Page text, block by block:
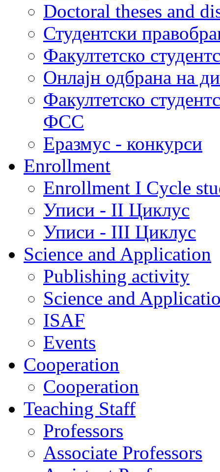
Doctoral theses and
Студентски
Факултетско
Онлајн одбрана на
Факултетско
ФСС
Еразмус - конкурси
Enrollment
Enrollment I Cycle
Уписи - II Циклус
Уписи - III Циклус
Science and Application
Publishing activity
Science and
ISAF
Events
Cooperation
Cooperation
Teaching Staff
Professors
Associate Professors